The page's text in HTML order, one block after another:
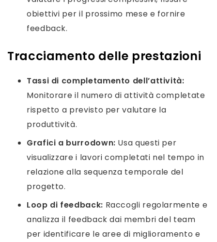
obiettivi per il prossimo mese e fornire
feedback.
Tracciamento delle prestazioni
Tassi di completamento dell’attività:
Monitorare il numero di attività completate
rispetto a previsto per valutare la
produttività.
Grafici a burrodown: Usa questi per
visualizzare i lavori completati nel tempo in
relazione alla sequenza temporale del
progetto.
Loop di feedback: Raccogli regolarmente e
analizza il feedback dai membri del team
per identificare le aree di miglioramento e